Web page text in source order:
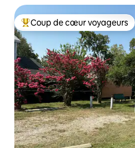
Coups de cœur voyageurs
Coup de cœur voyageurs